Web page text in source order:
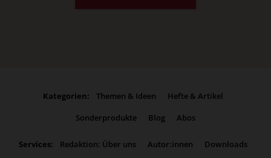
Kategorien: Themen & Ideen
Hefte & Artikel
Sonderprodukte
Blog Abos
Services: Redaktion: Über uns Autor:innen Downloads